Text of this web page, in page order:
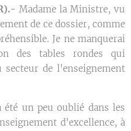
Madame la Ministre, vu
de ce dossier, comme
Je ne manquerai
des tables rondes qui
de l'enseignement
un peu oublié dans les
d'excellence, à